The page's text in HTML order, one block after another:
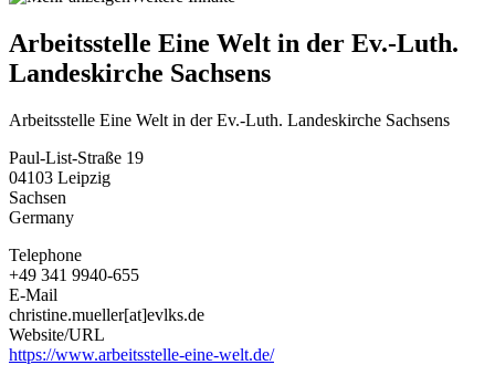
Arbeitsstelle Eine Welt in der Ev.-Luth.
Landeskirche Sachsens
Arbeitsstelle Eine Welt in der Ev.-Luth. Landeskirche Sachsens
Paul-List-Straße 19
04103 Leipzig
Sachsen
Germany
Telephone
+49 341 9940-655
E-Mail
christine.mueller[at]evlks.de
Website/URL
https://www.arbeitsstelle-eine-welt.de/